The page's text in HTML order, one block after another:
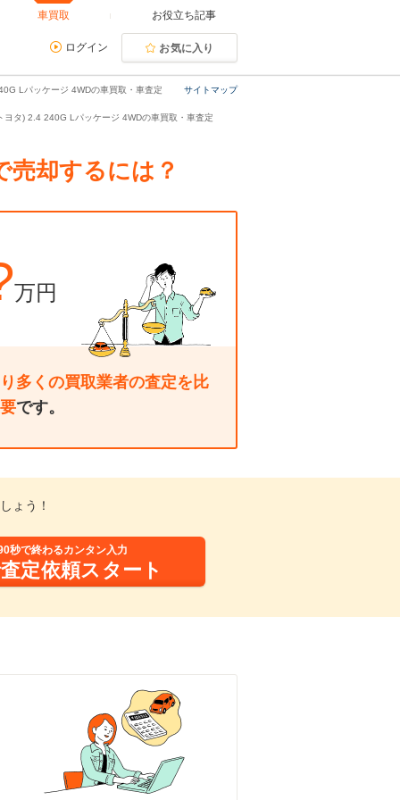
車買取 お役立ち記事
ログイン お気に入り
サイトマップ
Lパッケージ 4WDの車買取・車査定
ヨタ) 2.4 240G Lパッケージ 4WDの車買取・車査定
売却するには？
万円
多くの買取業者の査定を比
です。
ょう！
秒で終わるカンタン入力
定依頼スタート